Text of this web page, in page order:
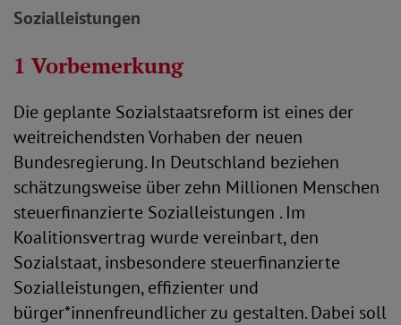
Sozialleistungen
1 Vorbemerkung
Die geplante Sozialstaatsreform ist eines der
weitreichendsten Vorhaben der neuen
Bundesregierung. In Deutschland beziehen
schätzungsweise über zehn Millionen Menschen
steuerfinanzierte Sozialleistungen . Im
Koalitionsvertrag wurde vereinbart, den
Sozialstaat, insbesondere steuerfinanzierte
Sozialleistungen, effizienter und
bürger*innenfreundlicher zu gestalten. Dabei soll